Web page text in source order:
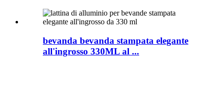
bevanda bevanda stampata elegante
all'ingrosso 330ML al ...